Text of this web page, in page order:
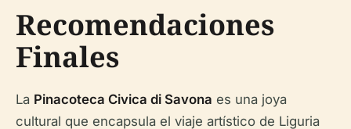
Recomendaciones
Finales
La Pinacoteca Civica di Savona es una joya
cultural que encapsula el viaje artístico de Liguria